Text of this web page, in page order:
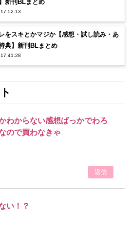
新刊BLまとめ
をスキとかマジか【感想・試し読み・あ
典】新刊BLまとめ
わからない感想ばっかでわろ
ので買わなきゃ
返信
い！？